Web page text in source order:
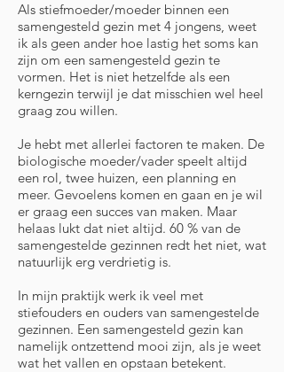
Als stiefmoeder/moeder binnen een
samengesteld gezin met 4 jongens, weet
ik als geen ander hoe lastig het soms kan
zijn om een samengesteld gezin te
vormen. Het is niet hetzelfde als een
kerngezin terwijl je dat misschien wel heel
graag zou willen.
Je hebt met allerlei factoren te maken. De
biologische moeder/vader speelt altijd
een rol, twee huizen, een planning en
meer. Gevoelens komen en gaan en je wil
er graag een succes van maken. Maar
helaas lukt dat niet altijd. 60 % van de
samengestelde gezinnen redt het niet, wat
natuurlijk erg verdrietig is.
In mijn praktijk werk ik veel met
stiefouders en ouders van samengestelde
gezinnen. Een samengesteld gezin kan
namelijk ontzettend mooi zijn, als je weet
wat het vallen en opstaan betekent.